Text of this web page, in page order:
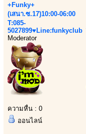
+Funky+
(เสนา.ซ.17)10:00-06:00
T:085-
5027899♥Line:funkyclub
Moderator
ความหื่น : 0
ออนไลน์